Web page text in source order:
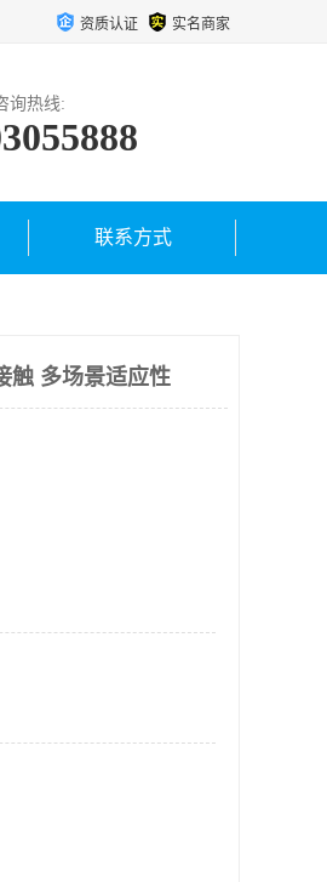
资质认证 实名商家
询热线:
联系方式
触 多场景适应性